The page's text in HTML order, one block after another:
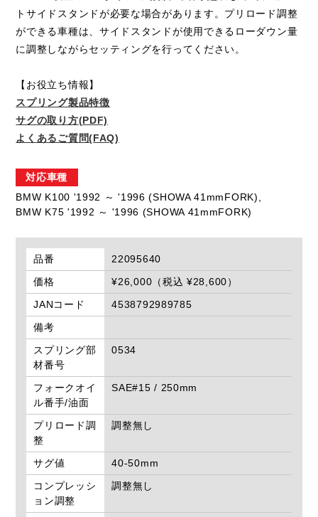
トサイドスタンドが必要な場合があります。プリロード調整
ができる車種は、サイドスタンドが使用できるローダウン量
に調整しながらセッティングを行ってください。
【お役立ち情報】
スプリング製品特徴
サグの取り方(PDF)
よくあるご質問(FAQ)
対応車種
BMW K100 '1992 ～ '1996 (SHOWA 41mmFORK),
BMW K75 '1992 ～ '1996 (SHOWA 41mmFORK)
品番
22095640
価格
¥26,000（税込 ¥28,600）
JANコード
4538792989785
備考
スプリング部
材番号
0534
フォークオイ
ル番手/油面
SAE#15 / 250mm
プリロード調
整
調整無し
サグ値
40-50mm
コンプレッシ
ョン調整
調整無し